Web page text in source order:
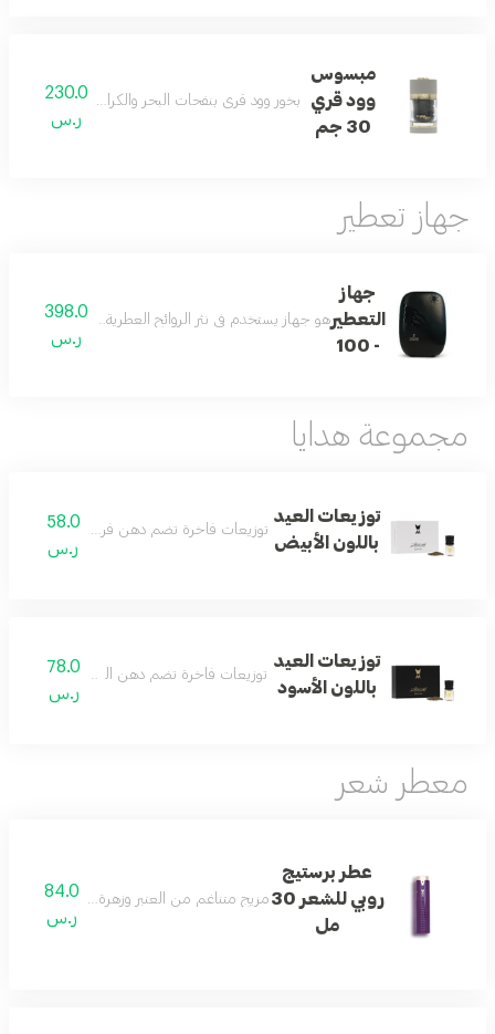
مبسوس
وود قري
30 جم
بخور وود قري بنفحات البحر والكراميل والجلد
230.0
ر.س
جهاز تعطير
جهاز
التعطير
- 100
هو جهاز يستخدم في نثر الروائح العطرية في جميع أنحاء الأماكن الصغيرة بمحيط ٣٠٠
398.0
ر.س
مجموعة هدايا
توزيعات العيد
باللون الأبيض
توزيعات فاخرة تضم دهن فروتي عنبر وكسرة
58.0
ر.س
توزيعات العيد
باللون الأسود
توزيعات فاخرة تضم دهن العاذرية وكسرة عود
78.0
ر.س
معطر شعر
عطر برستيج
روبي للشعر 30
مل
مزيج متناغم من العنبر وزهرة البرتقال
84.0
ر.س